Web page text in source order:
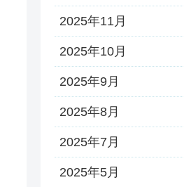
2025年11月
2025年10月
2025年9月
2025年8月
2025年7月
2025年5月